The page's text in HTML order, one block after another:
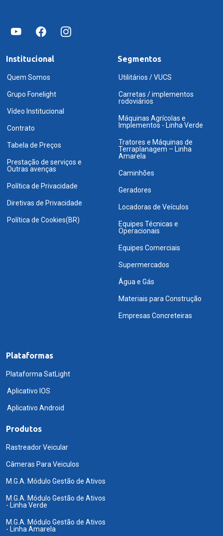
Institucional
Quem Somos
Grupo Fonelight
Vídeo Institucional
Contrato
Tabela de Preços
Prestação de serviços e
Outras avenças
Política de Privacidade
Diretivas de Privacidade
Política de Cookies(BR)
Segmentos
Utilitários / VUCS
Carretas / implementos
rodoviários
Máquinas Agrícolas e
Implementos - Linha Verde
Tratores e Máquinas de
Terraplanagem – Linha
Amarela
Caminhões
Geradores
Locadoras de Veículos
Equipes Técnicas e
Operacionais
Equipes Comerciais
Supermercados
Água e Gás
Materiais para Construção
Empresas Concreteiras
Plataformas
Plataforma SatLight
Aplicativo IOS
Aplicativo Android
Produtos
Rastreador Veicular
Câmeras Para Veiculos
M.G.A. Módulo Gestão de Ativos
M.G.A. Módulo Gestão de Ativos
- Linha Verde
M.G.A. Módulo Gestão de Ativos
- Linha Amarela